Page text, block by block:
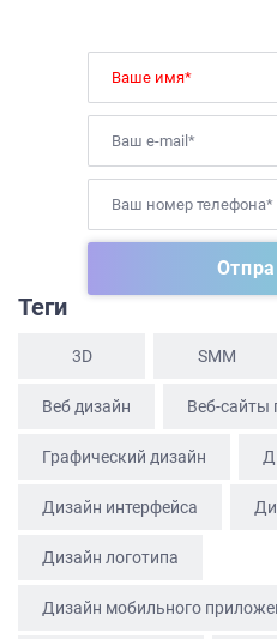
Теги
3D SММ
Веб дизайн Веб-сайты
Графический дизайн
Дизайн интерфейса
Дизайн логотипа
Дизайн мобильного
ГЛАВНАЯ
О НАС
УСЛУГИ
ПОРТФОЛИО
БЛОГ
КОНТАКТЫ